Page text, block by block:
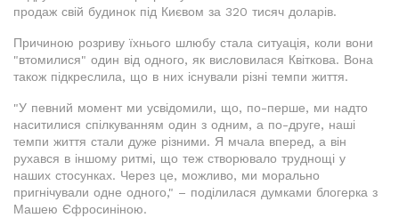
продаж свій будинок під Києвом за 320 тисяч доларів.
Причиною розриву їхнього шлюбу стала ситуація, коли вони
"втомилися" один від одного, як висловилася Квіткова. Вона
також підкреслила, що в них існували різні темпи життя.
"У певний момент ми усвідомили, що, по-перше, ми надто
наситилися спілкуванням один з одним, а по-друге, наші
темпи життя стали дуже різними. Я мчала вперед, а він
рухався в іншому ритмі, що теж створювало труднощі у
наших стосунках. Через це, можливо, ми морально
пригнічували одне одного," – поділилася думками блогерка з
Машею Єфросиніною.